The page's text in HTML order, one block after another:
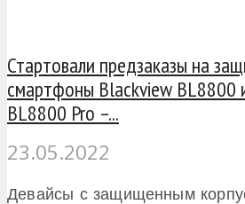
Стартовали предзаказы на
смартфоны Blackview BL8800
BL8800 Pro –...
23.05.2022
Девайсы с защищенным